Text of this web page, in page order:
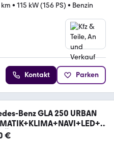
• 115 kW (156 PS) • Benzin
Kontakt Parken
Benz GLA 250 URBAN
€